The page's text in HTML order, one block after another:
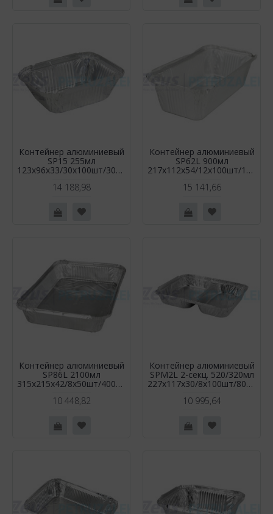
Контейнер алюминиевый
SP15 255мл
123х96х33/30х100шт/3000шт
14 188,98
Контейнер алюминиевый
SP62L 900мл
217х112х54/12х100шт/1200шт
15 141,66
Контейнер алюминиевый
SP86L 2100мл
315х215х42/8х50шт/400шт
10 448,82
Контейнер алюминиевый
SPМ2L 2-секц. 520/320мл
227х117х30/8х100шт/800шт
10 995,64